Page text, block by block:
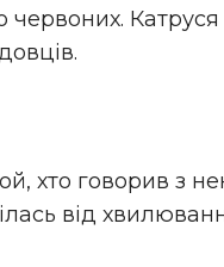
червоних. Катруся
хто говорив з
від